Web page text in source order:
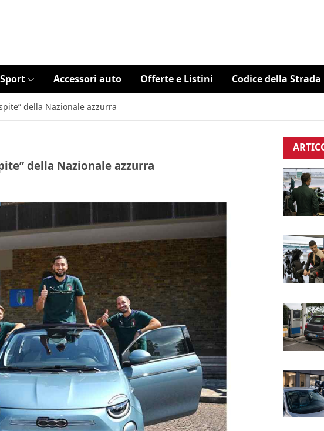
Accessori auto Offerte e Listini Codice della Strada
della Nazionale azzurra
della Nazionale azzurra